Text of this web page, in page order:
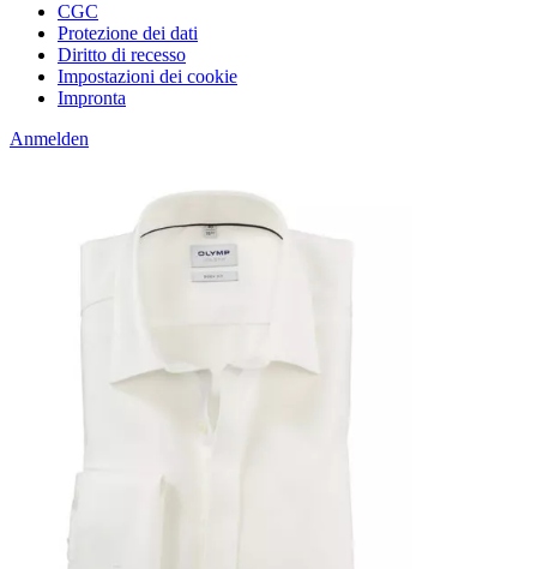
CGC
Protezione dei dati
Diritto di recesso
Impostazioni dei cookie
Impronta
Anmelden